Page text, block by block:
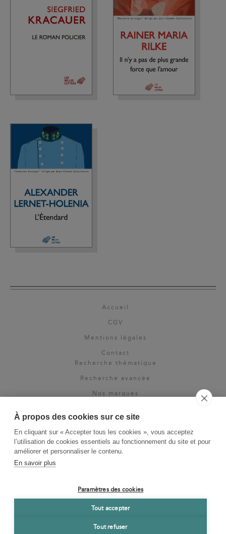
À propos des cookies sur ce site
En cliquant sur « Accepter tous les cookies », vous acceptez
l’utilisation de cookies essentiels au fonctionnement du site et pour
améliorer et personnaliser le contenu.
En savoir plus
Paramètres des cookies
Tout accepter
Tout refuser
Accueil
CGV
Mentions légales
Contact
Recherche thématique
Recherche avancée
Nos marques
Espace pro
Newsletter
La Vie des Classiques